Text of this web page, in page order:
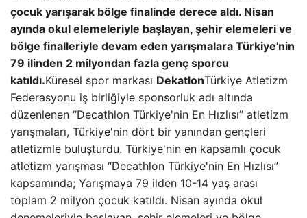
çocuk yarışarak bölge finalinde derece aldı. Nisan
ayında okul elemeleriyle başlayan, şehir elemeleri ve
bölge finalleriyle devam eden yarışmalara Türkiye'nin
79 ilinden 2 milyondan fazla genç sporcu
katıldı.Küresel spor markası DekatlonTürkiye Atletizm
Federasyonu iş birliğiyle sponsorluk adı altında
düzenlenen “Decathlon Türkiye'nin En Hızlısı” atletizm
yarışmaları, Türkiye'nin dört bir yanından gençleri
atletizmle buluşturdu. Türkiye'nin en kapsamlı çocuk
atletizm yarışması “Decathlon Türkiye'nin En Hızlısı”
kapsamında; Yarışmaya 79 ilden 10-14 yaş arası
toplam 2 milyon çocuk katıldı. Nisan ayında okul